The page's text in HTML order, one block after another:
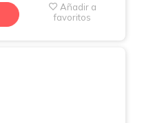
Añadir a
favoritos